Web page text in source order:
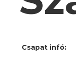
Csapat infó: